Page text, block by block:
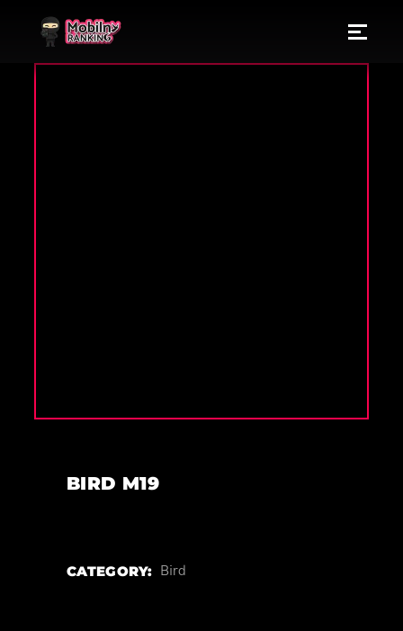
BIRD M19
CATEGORY: Bird